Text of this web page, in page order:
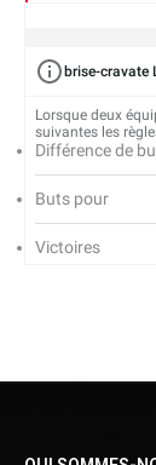
brise-cravate
Lorsque deux
suivantes les
Différence de
Buts pour
Victoires